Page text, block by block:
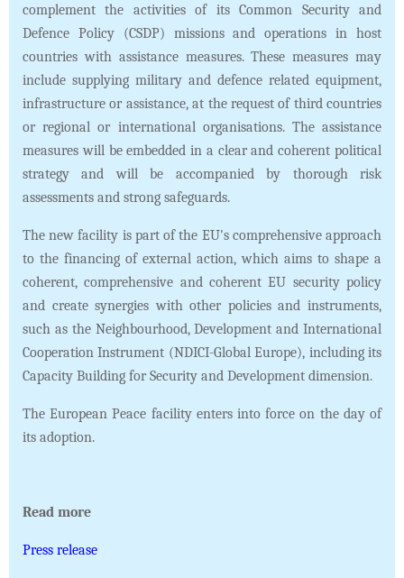
complement the activities of its Common Security and
Defence Policy (CSDP) missions and operations in host
countries with assistance measures. These measures may
include supplying military and defence related equipment,
infrastructure or assistance, at the request of third countries
or regional or international organisations. The assistance
measures will be embedded in a clear and coherent political
strategy and will be accompanied by thorough risk
assessments and strong safeguards.
The new facility is part of the EU's comprehensive approach
to the financing of external action, which aims to shape a
coherent, comprehensive and coherent EU security policy
and create synergies with other policies and instruments,
such as the Neighbourhood, Development and International
Cooperation Instrument (NDICI-Global Europe), including its
Capacity Building for Security and Development dimension.
The European Peace facility enters into force on the day of
its adoption.
Read more
Press release